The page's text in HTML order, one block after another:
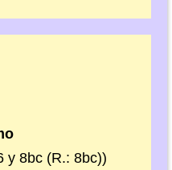
y 8bc (R.: 8bc))